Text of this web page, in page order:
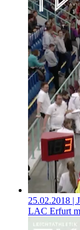
25.02.2018 |
LAC Erfurt